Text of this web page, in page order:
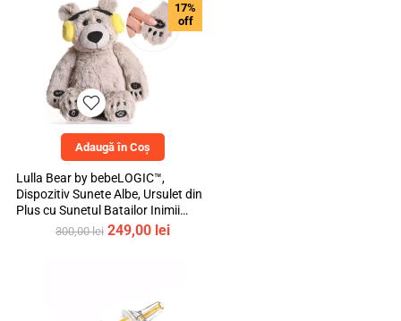
17%
off
Adaugă în Coș
Lulla Bear by bebeLOGIC™,
Dispozitiv Sunete Albe, Ursulet din
Plus cu Sunetul Batailor Inimii
Mamei si Cantece de Leagan
300,00lei Prețul
300,00 lei.
249,00 leiPrețul